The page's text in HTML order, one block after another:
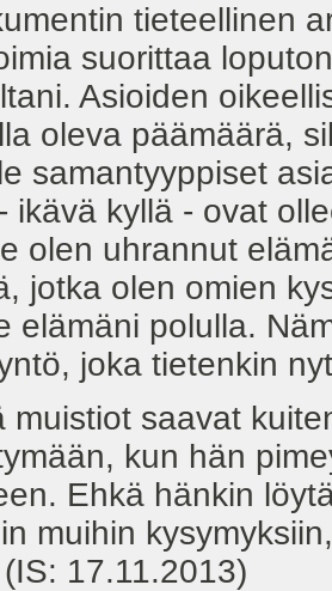
tieteellinen
suorittaa
Asioiden
oleva päämäärä,
samantyyppiset
ikävä kyllä - ovat
olen uhrannut
jotka olen omien
elämäni polulla.
joka tietenkin
muistiot saavat
kun hän
Ehkä hänkin
muihin
17.11.2013)